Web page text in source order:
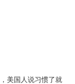
美国人说习惯了就